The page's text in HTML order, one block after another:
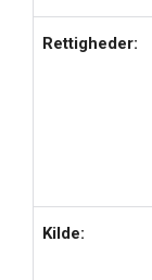
Rettigheder:
Kilde: